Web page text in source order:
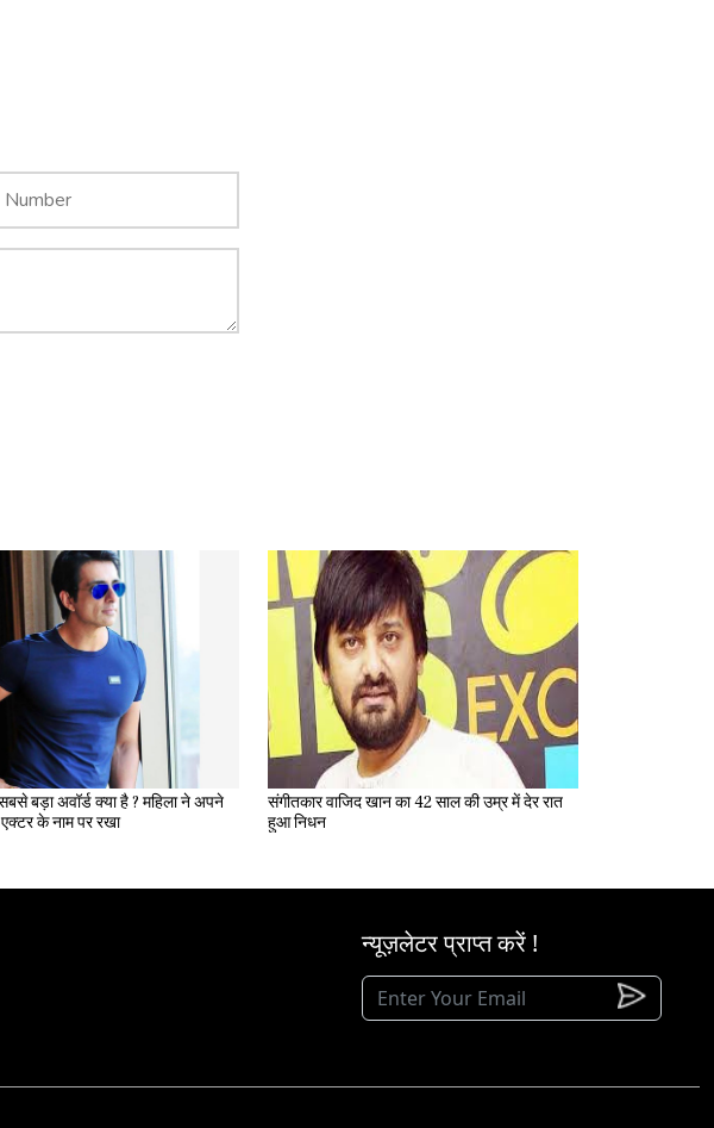
क्या है ? महिला ने अपने
के नाम पर रखा
संगीतकार वाजिद खान का 42 साल की उम्र में देर रात
हुआ निधन
न्यूज़लेटर प्राप्त करें !